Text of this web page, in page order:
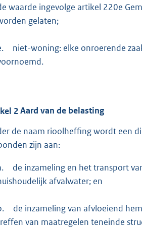
waarde ingevolge artikel 220e
gelaten;
niet-woning: elke onroerende
2Aard van de belasting
de naam rioolheffing wordt een
zijn aan:
de inzameling en het transport
afvalwater; en
de inzameling van afvloeiend
van maatregelen teneinde